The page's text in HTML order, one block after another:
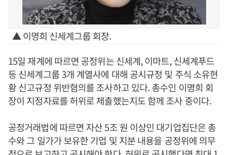
▲ 이명희 신세계그룹 회장.
15일 재계에 따르면 공정위는 신세계, 이마트, 신세계푸드
등 신세계그룹 3개 계열사에 대해 공시규정 및 주식 소유현
황 신고규정 위반혐의를 조사하고 있다. 총수인 이명희 회
장이 지정자료를 허위로 제출했는지도 함께 조사 중이다.
공정거래법에 따르면 자산 5조 원 이상인 대기업집단은 총
수와 그 일가가 보유한 기업 및 지분 내용을 공정위에 의무